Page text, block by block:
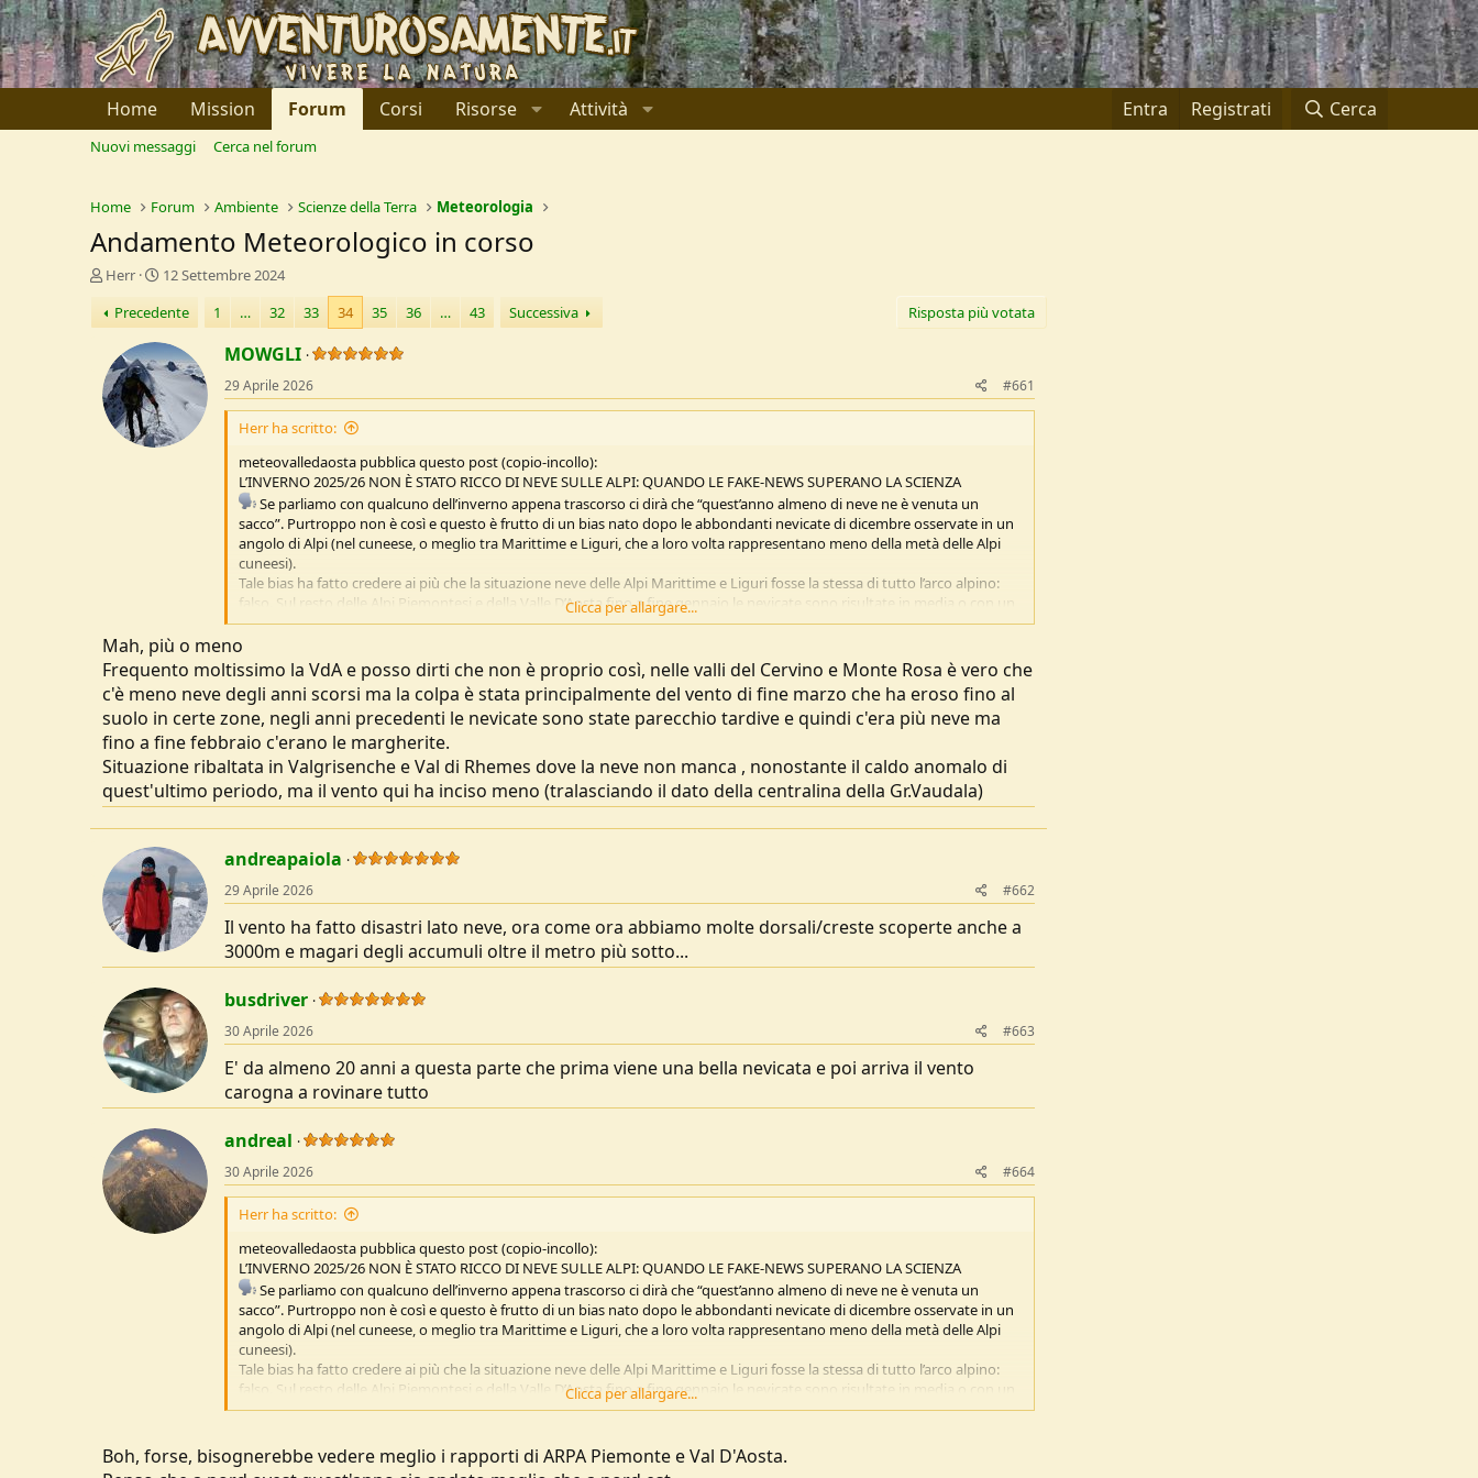
Home Mission Forum Corsi Risorse Attività Entra Registrati Cerca
Nuovi messaggi Cerca nel forum
Home Forum Ambiente Scienze della Terra Meteorologia
Andamento Meteorologico in corso
C
e
a
o
r
e
D
Herr
D
t
a
d
i
I
n
i
z
12 Settembre 2024
Precedente
1 … 32 33 34 35 36 … 43 Successiva Risposta più votata
MOWGLI
29 Aprile 2026 #661
Herr ha scritto:
meteovalledaosta pubblica questo post (copio-incollo):
L’INVERNO 2025/26 NON È STATO RICCO DI NEVE SULLE ALPI: QUANDO LE FAKE-NEWS SUPERANO LA SCIENZA
Se parliamo con qualcuno dell’inverno appena trascorso ci dirà che “quest’anno almeno di neve ne è venuta un
sacco”. Purtroppo non è così e questo è frutto di un bias nato dopo le abbondanti nevicate di dicembre osservate in un
angolo di Alpi (nel cuneese, o meglio tra Marittime e Liguri, che a loro volta rappresentano meno della metà delle Alpi
cuneesi).
Tale bias ha fatto credere ai più che la situazione neve delle Alpi Marittime e Liguri fosse la stessa di tutto l’arco alpino:
falso. Sul resto delle Alpi Piemontesi e della Valle D’Aosta fino a fine gennaio le nevicate sono risultate in media o con un
modesto deficit e la neve è riuscita a permanere al suolo grazie a temperature nella norma, questo è il vero punto. Tra
fine gennaio e febbraio sulla nostra regione c’è stato poi un buon recupero grazie alle correnti da nord-ovest, che
tuttavia hanno sfavorito le zone di sud-est.
Da marzo è poi iniziata una fase sopra media a livello termico con una rapida fusione del manto, in parte
controbilanciata dall’evento nevoso di metà mese, quando però la neve è scomparsa in pochi giorni per le alte
temperature. Aprile ha poi accelerato la fusione: dopo le tempeste di vento di fine marzo, è arrivata una lunga fase con
temperature bollenti, tanto che la nostra stazione a Plateau Rosa a 3467 m ha registrato ben 10 massime ad aprile sopra
lo zero ed una media massime di -1.32 gradi fino ad oggi, ovvero la media di maggio.
Siamo un mese avanti a livello termico, ma con poca neve: il risultato lo vedete nel confronto fotografico della cam di
Plateau Rosa per le annate 2024, 2025 e 2026. Le due annate precedenti presentano un innevamento molto migliore: la
alle medie, dopo che a inizio mese già si raggiungevano livelli sotto media.
Sapete a cosa assomiglia la stagione 2026? Al 2022, annata molto negativa per i ghiacciai
Clicca per allargare...
Mah, più o meno
Frequento moltissimo la VdA e posso dirti che non è proprio così, nelle valli del Cervino e Monte Rosa è vero che
c'è meno neve degli anni scorsi ma la colpa è stata principalmente del vento di fine marzo che ha eroso fino al
suolo in certe zone, negli anni precedenti le nevicate sono state parecchio tardive e quindi c'era più neve ma
fino a fine febbraio c'erano le margherite.
Situazione ribaltata in Valgrisenche e Val di Rhemes dove la neve non manca , nonostante il caldo anomalo di
quest'ultimo periodo, ma il vento qui ha inciso meno (tralasciando il dato della centralina della Gr.Vaudala)
andreapaiola
29 Aprile 2026 #662
Il vento ha fatto disastri lato neve, ora come ora abbiamo molte dorsali/creste scoperte anche a
3000m e magari degli accumuli oltre il metro più sotto...
busdriver
30 Aprile 2026 #663
E' da almeno 20 anni a questa parte che prima viene una bella nevicata e poi arriva il vento
carogna a rovinare tutto
andreal
30 Aprile 2026 #664
Herr ha scritto:
meteovalledaosta pubblica questo post (copio-incollo):
L’INVERNO 2025/26 NON È STATO RICCO DI NEVE SULLE ALPI: QUANDO LE FAKE-NEWS SUPERANO LA SCIENZA
Se parliamo con qualcuno dell’inverno appena trascorso ci dirà che “quest’anno almeno di neve ne è venuta un
sacco”. Purtroppo non è così e questo è frutto di un bias nato dopo le abbondanti nevicate di dicembre osservate in un
angolo di Alpi (nel cuneese, o meglio tra Marittime e Liguri, che a loro volta rappresentano meno della metà delle Alpi
cuneesi).
Tale bias ha fatto credere ai più che la situazione neve delle Alpi Marittime e Liguri fosse la stessa di tutto l’arco alpino:
falso. Sul resto delle Alpi Piemontesi e della Valle D’Aosta fino a fine gennaio le nevicate sono risultate in media o con un
modesto deficit e la neve è riuscita a permanere al suolo grazie a temperature nella norma, questo è il vero punto. Tra
tuttavia hanno sfavorito le zone di sud-est.
Da marzo è poi iniziata una fase sopra media a livello termico con una rapida fusione del manto, in parte
Clicca per allargare...
Boh, forse, bisognerebbe vedere meglio i rapporti di ARPA Piemonte e Val D'Aosta.